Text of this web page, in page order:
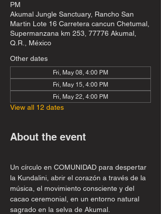
PM
Akumal Jungle Sanctuary, Rancho San
Martin Lote 16 Carretera cancun Chetumal,
Supermanzana km 253, 77776 Akumal,
Q.R., México
Other dates
Fri, May 08, 4:00 PM
Fri, May 15, 4:00 PM
Fri, May 22, 4:00 PM
View all 12 dates
About the event
Un círculo en COMUNIDAD para despertar
la Kundalini, abrir el corazón a través de la
música, el movimiento consciente y del
cacao ceremonial, en un entorno natural
sagrado en la selva de Akumal.